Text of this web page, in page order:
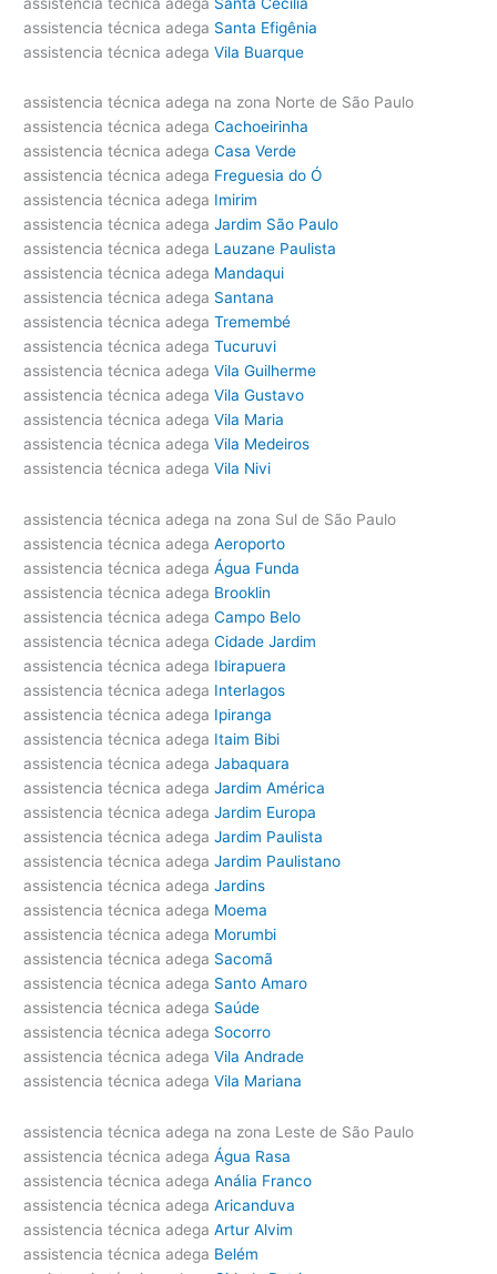
assistencia técnica adega Santa Efigênia
assistencia técnica adega Vila Buarque
assistencia técnica adega na zona Norte de São Paulo
assistencia técnica adega Cachoeirinha
assistencia técnica adega Casa Verde
assistencia técnica adega Freguesia do Ó
assistencia técnica adega Imirim
assistencia técnica adega Jardim São Paulo
assistencia técnica adega Lauzane Paulista
assistencia técnica adega Mandaqui
assistencia técnica adega Santana
assistencia técnica adega Tremembé
assistencia técnica adega Tucuruvi
assistencia técnica adega Vila Guilherme
assistencia técnica adega Vila Gustavo
assistencia técnica adega Vila Maria
assistencia técnica adega Vila Medeiros
assistencia técnica adega Vila Nivi
assistencia técnica adega na zona Sul de São Paulo
assistencia técnica adega Aeroporto
assistencia técnica adega Água Funda
assistencia técnica adega Brooklin
assistencia técnica adega Campo Belo
assistencia técnica adega Cidade Jardim
assistencia técnica adega Ibirapuera
assistencia técnica adega Interlagos
assistencia técnica adega Ipiranga
assistencia técnica adega Itaim Bibi
assistencia técnica adega Jabaquara
assistencia técnica adega Jardim América
assistencia técnica adega Jardim Europa
assistencia técnica adega Jardim Paulista
assistencia técnica adega Jardim Paulistano
assistencia técnica adega Jardins
assistencia técnica adega Moema
assistencia técnica adega Morumbi
assistencia técnica adega Sacomã
assistencia técnica adega Santo Amaro
assistencia técnica adega Saúde
assistencia técnica adega Socorro
assistencia técnica adega Vila Andrade
assistencia técnica adega Vila Mariana
assistencia técnica adega na zona Leste de São Paulo
assistencia técnica adega Água Rasa
assistencia técnica adega Anália Franco
assistencia técnica adega Aricanduva
assistencia técnica adega Artur Alvim
assistencia técnica adega Belém